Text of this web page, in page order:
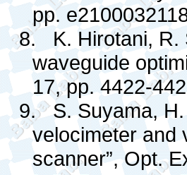
pp.
8.
K. Hirotani, R.
waveguide
17, pp. 4422-
9.
S. Suyama,
velocimeter and
scanner”, Opt.